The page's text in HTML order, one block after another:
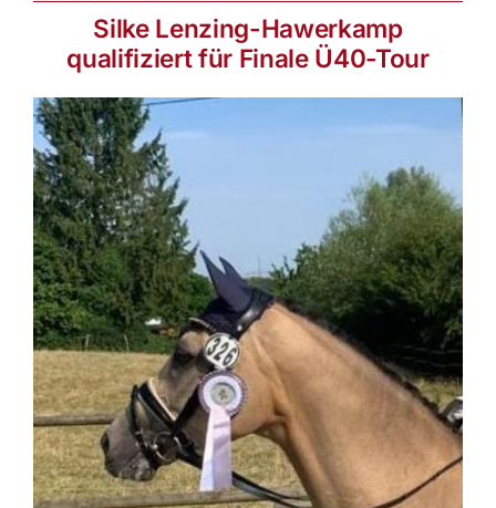
Silke Lenzing-Hawerkamp
qualifiziert für Finale Ü40-Tour